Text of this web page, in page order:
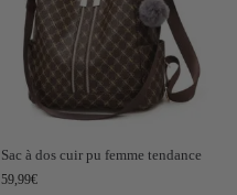
Sac à dos cuir pu femme tendance
59,99€